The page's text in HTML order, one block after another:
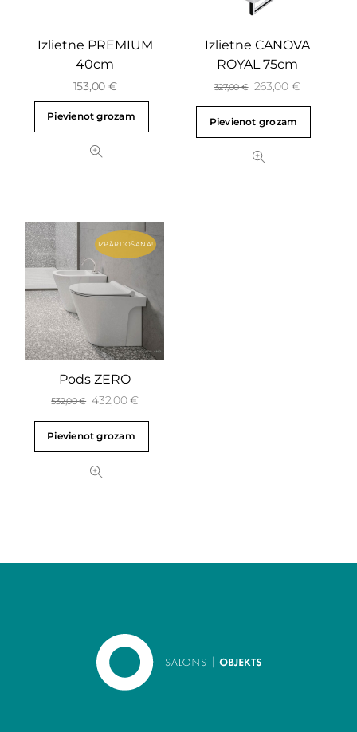
Izlietne PREMIUM
40cm
153,00 €
Pievienot grozam
Izlietne CANOVA
ROYAL 75cm
327,00€ 263,00 €
Pievienot grozam
IZPĀRDOŠANA!
Pods ZERO
532,00€ 432,00€
Pievienot grozam